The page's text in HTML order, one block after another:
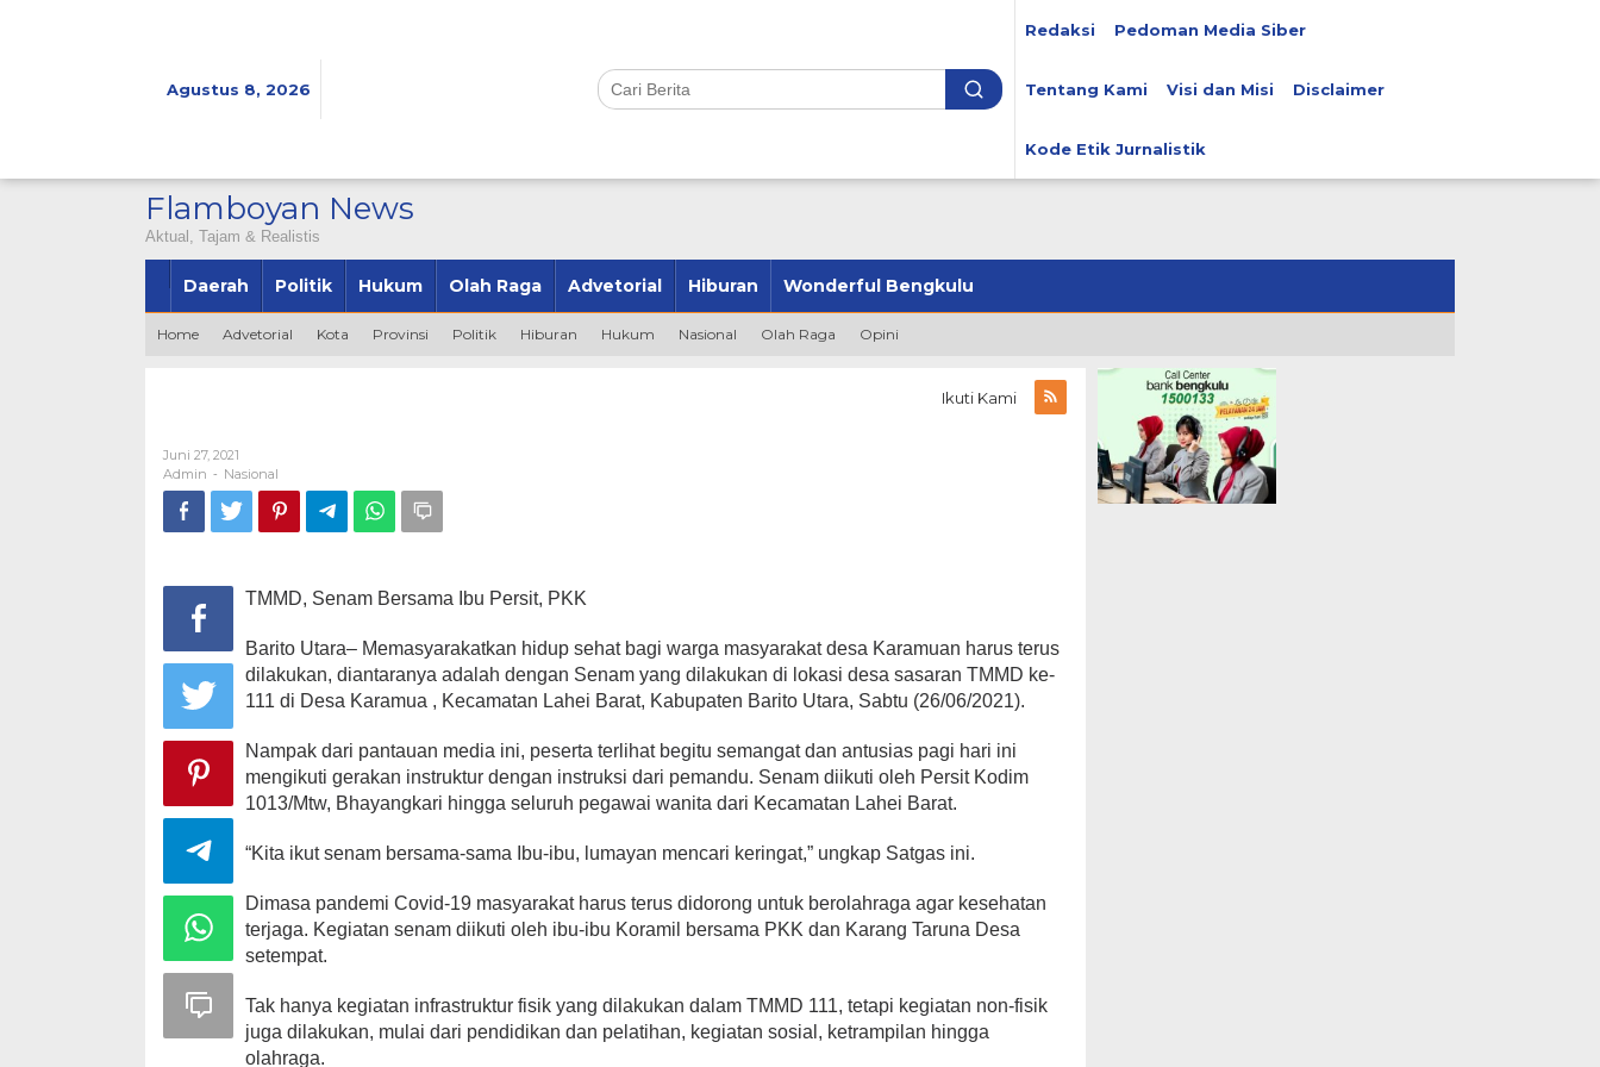
Agustus 8, 2026
Redaksi Pedoman Media Siber
Tentang Kami Visi dan Misi Disclaimer
Kode Etik Jurnalistik
Flamboyan News
Aktual, Tajam & Realistis
Daerah Politik Hukum Olah Raga Advetorial Hiburan Wonderful Bengkulu
Home Advetorial Kota Provinsi Politik Hiburan Hukum Nasional Olah Raga Opini
Ikuti Kami
Juni 27, 2021
Admin
Admin - Nasional
TMMD, Senam Bersama Ibu Persit, PKK
Barito Utara– Memasyarakatkan hidup sehat bagi warga masyarakat desa Karamuan harus terus
dilakukan, diantaranya adalah dengan Senam yang dilakukan di lokasi desa sasaran TMMD ke-
111 di Desa Karamua , Kecamatan Lahei Barat, Kabupaten Barito Utara, Sabtu (26/06/2021).
Nampak dari pantauan media ini, peserta terlihat begitu semangat dan antusias pagi hari ini
mengikuti gerakan instruktur dengan instruksi dari pemandu. Senam diikuti oleh Persit Kodim
1013/Mtw, Bhayangkari hingga seluruh pegawai wanita dari Kecamatan Lahei Barat.
“Kita ikut senam bersama-sama Ibu-ibu, lumayan mencari keringat,” ungkap Satgas ini.
Dimasa pandemi Covid-19 masyarakat harus terus didorong untuk berolahraga agar kesehatan
terjaga. Kegiatan senam diikuti oleh ibu-ibu Koramil bersama PKK dan Karang Taruna Desa
setempat.
Tak hanya kegiatan infrastruktur fisik yang dilakukan dalam TMMD 111, tetapi kegiatan non-fisik
juga dilakukan, mulai dari pendidikan dan pelatihan, kegiatan sosial, ketrampilan hingga
olahraga.